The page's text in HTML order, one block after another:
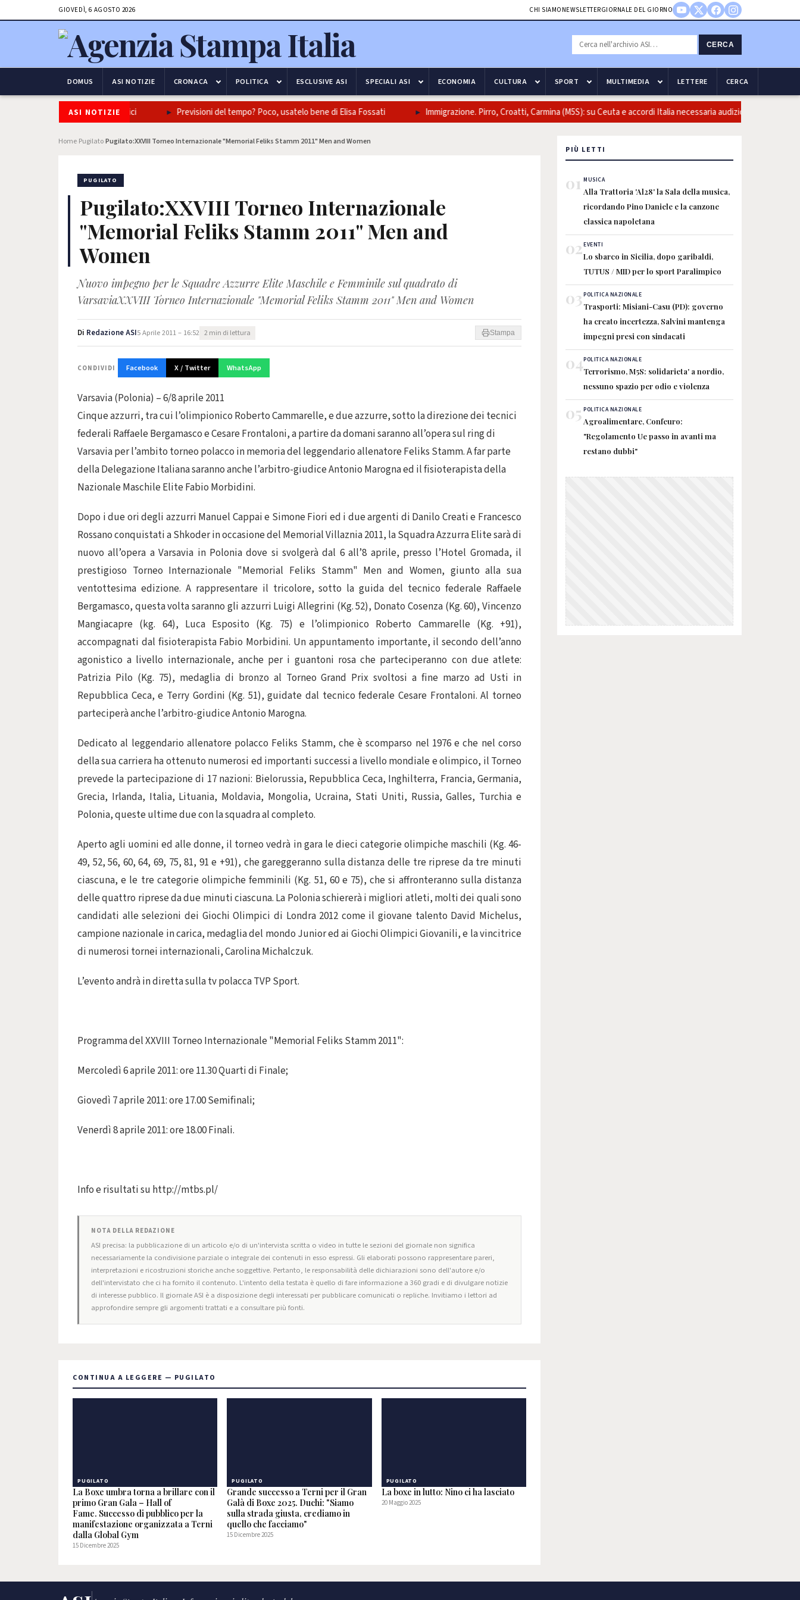
GIOVEDÌ, 6 AGOSTO 2026 CHI SIAMO NEWSLETTERGIORNALE DEL GIORNO
CERCA
DOMUS ASI NOTIZIE CRONACA POLITICA ESCLUSIVE ASI SPECIALI ASI ECONOMIA CULTURA SPORT MULTIMEDIA LETTERE CERCA
ASI NOTIZIE
napoletana in tre piatti iconici Previsioni del tempo? Poco, usatelo bene di Elisa Fossati Immigrazione. Pirro, Croatti, Carmina (M5S): su Ceuta e accordi Italia necessaria audizione del ministro in
Home PugilatoPugilato:XXVIII Torneo Internazionale "Memorial Feliks Stamm 2011" Men and Women
PUGILATO
Pugilato:XXVIII Torneo Internazionale
"Memorial Feliks Stamm 2011" Men and
Women
Nuovo impegno per le Squadre Azzurre Elite Maschile e Femminile sul quadrato di
VarsaviaXXVIII Torneo Internazionale "Memorial Feliks Stamm 2011" Men and Women
Di Redazione ASI5 Aprile 2011 – 16:52 2 min di lettura Stampa
CONDIVIDI Facebook X / Twitter WhatsApp
Varsavia (Polonia) – 6/8 aprile 2011
Cinque azzurri, tra cui l’olimpionico Roberto Cammarelle, e due azzurre, sotto la direzione dei tecnici
federali Raffaele Bergamasco e Cesare Frontaloni, a partire da domani saranno all’opera sul ring di
Varsavia per l’ambito torneo polacco in memoria del leggendario allenatore Feliks Stamm. A far parte
della Delegazione Italiana saranno anche l’arbitro-giudice Antonio Marogna ed il fisioterapista della
Nazionale Maschile Elite Fabio Morbidini.
Dopo i due ori degli azzurri Manuel Cappai e Simone Fiori ed i due argenti di Danilo Creati e Francesco
Rossano conquistati a Shkoder in occasione del Memorial Villaznia 2011, la Squadra Azzurra Elite sarà di
nuovo all’opera a Varsavia in Polonia dove si svolgerà dal 6 all’8 aprile, presso l’Hotel Gromada, il
prestigioso Torneo Internazionale "Memorial Feliks Stamm" Men and Women, giunto alla sua
ventottesima edizione. A rappresentare il tricolore, sotto la guida del tecnico federale Raffaele
Bergamasco, questa volta saranno gli azzurri Luigi Allegrini (Kg. 52), Donato Cosenza (Kg. 60), Vincenzo
Mangiacapre (kg. 64), Luca Esposito (Kg. 75) e l’olimpionico Roberto Cammarelle (Kg. +91),
accompagnati dal fisioterapista Fabio Morbidini. Un appuntamento importante, il secondo dell’anno
agonistico a livello internazionale, anche per i guantoni rosa che parteciperanno con due atlete:
Patrizia Pilo (Kg. 75), medaglia di bronzo al Torneo Grand Prix svoltosi a fine marzo ad Usti in
Repubblica Ceca, e Terry Gordini (Kg. 51), guidate dal tecnico federale Cesare Frontaloni. Al torneo
parteciperà anche l’arbitro-giudice Antonio Marogna.
Dedicato al leggendario allenatore polacco Feliks Stamm, che è scomparso nel 1976 e che nel corso
della sua carriera ha ottenuto numerosi ed importanti successi a livello mondiale e olimpico, il Torneo
prevede la partecipazione di 17 nazioni: Bielorussia, Repubblica Ceca, Inghilterra, Francia, Germania,
Grecia, Irlanda, Italia, Lituania, Moldavia, Mongolia, Ucraina, Stati Uniti, Russia, Galles, Turchia e
Polonia, queste ultime due con la squadra al completo.
Aperto agli uomini ed alle donne, il torneo vedrà in gara le dieci categorie olimpiche maschili (Kg. 46-
49, 52, 56, 60, 64, 69, 75, 81, 91 e +91), che gareggeranno sulla distanza delle tre riprese da tre minuti
ciascuna, e le tre categorie olimpiche femminili (Kg. 51, 60 e 75), che si affronteranno sulla distanza
delle quattro riprese da due minuti ciascuna. La Polonia schiererà i migliori atleti, molti dei quali sono
candidati alle selezioni dei Giochi Olimpici di Londra 2012 come il giovane talento David Michelus,
campione nazionale in carica, medaglia del mondo Junior ed ai Giochi Olimpici Giovanili, e la vincitrice
di numerosi tornei internazionali, Carolina Michalczuk.
L’evento andrà in diretta sulla tv polacca TVP Sport.
Programma del XXVIII Torneo Internazionale "Memorial Feliks Stamm 2011":
Mercoledì 6 aprile 2011: ore 11.30 Quarti di Finale;
Giovedì 7 aprile 2011: ore 17.00 Semifinali;
Venerdì 8 aprile 2011: ore 18.00 Finali.
Info e risultati su http://mtbs.pl/
NOTA DELLA REDAZIONE
ASI precisa: la pubblicazione di un articolo e/o di un'intervista scritta o video in tutte le sezioni del giornale non significa
necessariamente la condivisione parziale o integrale dei contenuti in esso espressi. Gli elaborati possono rappresentare pareri,
interpretazioni e ricostruzioni storiche anche soggettive. Pertanto, le responsabilità delle dichiarazioni sono dell'autore e/o
dell'intervistato che ci ha fornito il contenuto. L'intento della testata è quello di fare informazione a 360 gradi e di divulgare notizie
di interesse pubblico. Il giornale ASI è a disposizione degli interessati per pubblicare comunicati o repliche. Invitiamo i lettori ad
approfondire sempre gli argomenti trattati e a consultare più fonti.
CONTINUA A LEGGERE — PUGILATO
PUGILATO
La Boxe umbra torna a brillare con il
primo Gran Gala – Hall of
Fame. Successo di pubblico per la
manifestazione organizzata a Terni
dalla Global Gym
15 Dicembre 2025
PUGILATO
Grande successo a Terni per il Gran
Galà di Boxe 2025. Duchi: "Siamo
sulla strada giusta, crediamo in
quello che facciamo"
15 Dicembre 2025
PUGILATO
La boxe in lutto: Nino ci ha lasciato
20 Maggio 2025
PIÙ LETTI
01 MUSICA
Alla Trattoria 'Al28' la Sala della musica,
ricordando Pino Daniele e la canzone
classica napoletana
02EVENTI
Lo sbarco in Sicilia, dopo garibaldi,
TUTUS / MID per lo sport Paralimpico
03POLITICA NAZIONALE
Trasporti: Misiani-Casu (PD): governo
ha creato incertezza, Salvini mantenga
impegni presi con sindacati
04POLITICA NAZIONALE
Terrorismo, M5S: solidarieta' a nordio,
nessuno spazio per odio e violenza
05 POLITICA NAZIONALE
Agroalimentare, Confeuro:
"Regolamento Ue passo in avanti ma
restano dubbi"